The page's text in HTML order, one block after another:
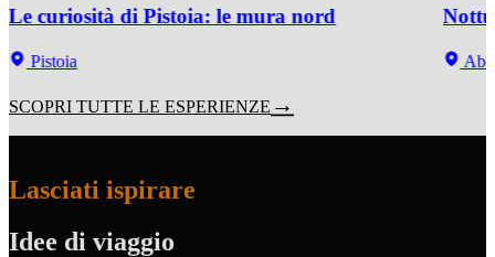
Le curiosità di Pistoia: le mura nord
Pistoia
SCOPRI TUTTE LE ESPERIENZE
Lasciati ispirare
Idee di viaggio